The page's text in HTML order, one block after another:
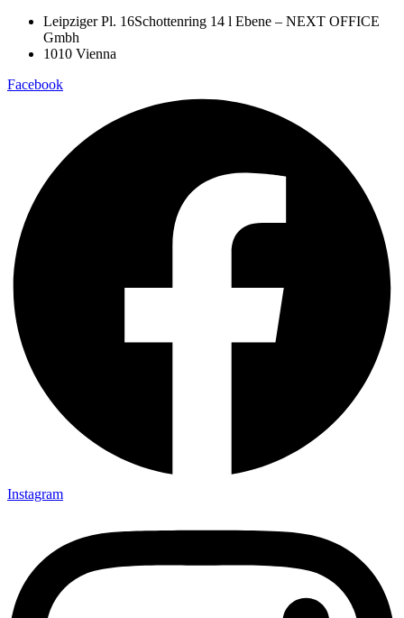
Leipziger Pl. 16Schottenring 14 l Ebene – NEXT OFFICE
Gmbh
1010 Vienna
Facebook
Instagram